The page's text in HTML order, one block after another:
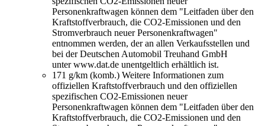
Personenkraftwagen können dem "Leitfaden über den
Kraftstoffverbrauch, die CO2-Emissionen und den
Stromverbrauch neuer Personenkraftwagen"
entnommen werden, der an allen Verkaufsstellen und
bei der Deutschen Automobil Treuhand GmbH
unter www.dat.de unentgeltlich erhältlich ist.
171 g/km (komb.) Weitere Informationen zum
offiziellen Kraftstoffverbrauch und den offiziellen
spezifischen CO2-Emissionen neuer
Personenkraftwagen können dem "Leitfaden über den
Kraftstoffverbrauch, die CO2-Emissionen und den